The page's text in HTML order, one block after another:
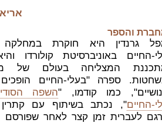
והספר
גרנדין היא חוקרת
החיים באוניברסיטת קולורדו
המצליחה בעולם של
ספרה "בעלי-החיים הופכים
כמו קודמו, "השפה
החיים", נכתב בשיתוף עם קתרין
לעברית זמן קצר לאחר שפורסם